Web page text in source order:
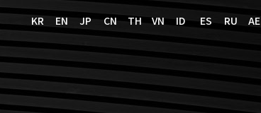
KR EN JP CN TH VN ID ES RU AE